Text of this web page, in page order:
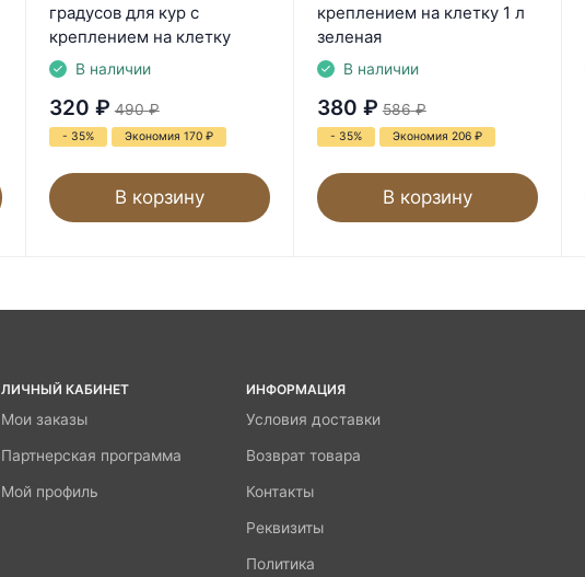
градусов для кур с
креплением на клетку
В наличии
320 ₽ 490 ₽
- 35% Экономия 170 ₽
В корзину
креплением на клетку 1 л
зеленая
В наличии
380 ₽ 586 ₽
- 35% Экономия 206 ₽
В корзину
ЛИЧНЫЙ КАБИНЕТ
Мои заказы
Партнерская программа
Мой профиль
ИНФОРМАЦИЯ
Условия доставки
Возврат товара
Контакты
Реквизиты
Политика